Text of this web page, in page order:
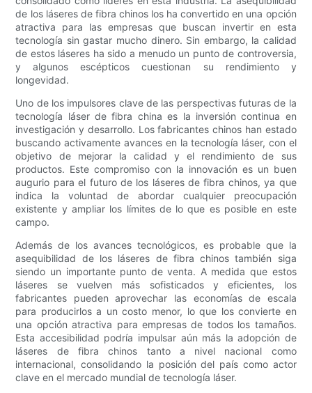
de los láseres de fibra chinos los ha convertido en una opción
atractiva para las empresas que buscan invertir en esta
tecnología sin gastar mucho dinero. Sin embargo, la calidad
de estos láseres ha sido a menudo un punto de controversia,
y algunos escépticos cuestionan su rendimiento y
longevidad.
Uno de los impulsores clave de las perspectivas futuras de la
tecnología láser de fibra china es la inversión continua en
investigación y desarrollo. Los fabricantes chinos han estado
buscando activamente avances en la tecnología láser, con el
objetivo de mejorar la calidad y el rendimiento de sus
productos. Este compromiso con la innovación es un buen
augurio para el futuro de los láseres de fibra chinos, ya que
indica la voluntad de abordar cualquier preocupación
existente y ampliar los límites de lo que es posible en este
campo.
Además de los avances tecnológicos, es probable que la
asequibilidad de los láseres de fibra chinos también siga
siendo un importante punto de venta. A medida que estos
láseres se vuelven más sofisticados y eficientes, los
fabricantes pueden aprovechar las economías de escala
para producirlos a un costo menor, lo que los convierte en
una opción atractiva para empresas de todos los tamaños.
Esta accesibilidad podría impulsar aún más la adopción de
láseres de fibra chinos tanto a nivel nacional como
internacional, consolidando la posición del país como actor
clave en el mercado mundial de tecnología láser.